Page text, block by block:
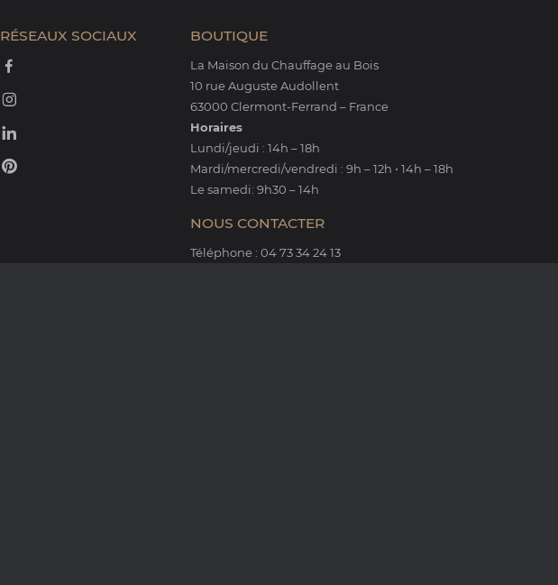
RÉSEAUX SOCIAUX BOUTIQUE
La Maison du Chauffage au Bois
10 rue Auguste Audollent
63000 Clermont-Ferrand – France
Horaires
Lundi/jeudi : 14h – 18h
Mardi/mercredi/vendredi : 9h – 12h • 14h – 18h
Le samedi: 9h30 – 14h
NOUS CONTACTER
Téléphone : 04 73 34 24 13